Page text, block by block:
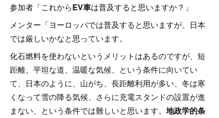
参加者「これからEV車は普及すると思いますか？」
メンター「ヨーロッパでは普及すると思いますが、日本
では厳しいかなと思っています。
化石燃料を使わないというメリットはあるのですが、短
距離、平坦な道、温暖な気候、という条件に向いてい
て、日本のように、山がち、長距離利用が多い、冬は寒
くなって雪の降る気候、さらに充電スタンドの設置が進
まない、という条件では難しいと思います。 地政学的条